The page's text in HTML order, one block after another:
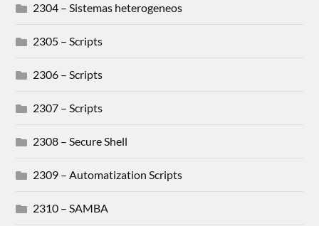
2304 – Sistemas heterogeneos
2305 – Scripts
2306 – Scripts
2307 – Scripts
2308 – Secure Shell
2309 – Automatization Scripts
2310 – SAMBA